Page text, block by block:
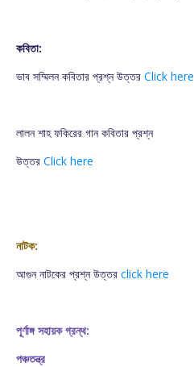
কবিতা:
ভাব সম্মিলন কবিতার প্রশ্ন উত্তর Click here
লালন শাহ ফকিরের গান কবিতার প্রশ্ন
উত্তর Click here
নাটক:
আগুন নাটকের প্রশ্ন উত্তর click here
পূর্ণাঙ্গ সহায়ক গ্রন্থ:
পঞ্চতন্ত্র